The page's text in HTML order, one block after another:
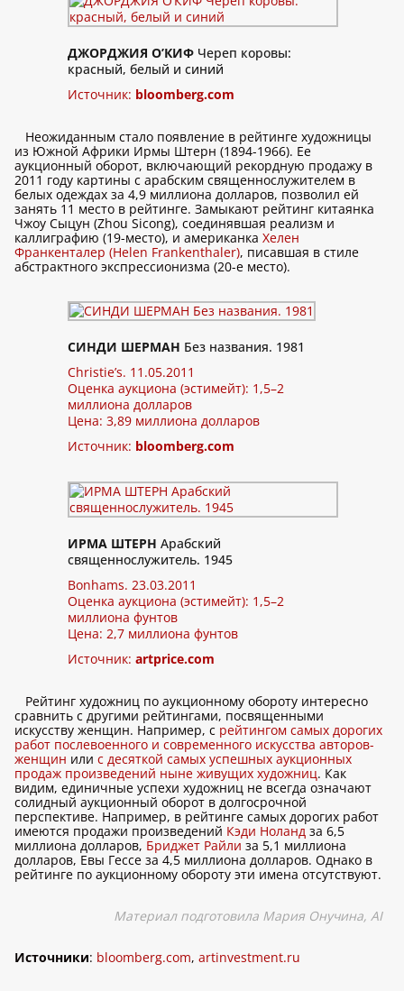
ДЖОРДЖИЯ О’КИФ Череп коровы:
красный, белый и синий
Источник: bloomberg.com
Неожиданным стало появление в рейтинге художницы
из Южной Африки Ирмы Штерн (1894-1966). Ее
аукционный оборот, включающий рекордную продажу в
2011 году картины с арабским священнослужителем в
белых одеждах за 4,9 миллиона долларов, позволил ей
занять 11 место в рейтинге. Замыкают рейтинг китаянка
Чжоу Сыцун (Zhou Sicong), соединявшая реализм и
каллиграфию (19-место), и американка Хелен
Франкенталер (Helen Frankenthaler), писавшая в стиле
абстрактного экспрессионизма (20-е место).
СИНДИ ШЕРМАН Без названия. 1981
Christie’s. 11.05.2011
Оценка аукциона (эстимейт): 1,5–2
миллиона долларов
Цена: 3,89 миллиона долларов
Источник: bloomberg.com
ИРМА ШТЕРН Арабский
священнослужитель. 1945
Bonhams. 23.03.2011
Оценка аукциона (эстимейт): 1,5–2
миллиона фунтов
Цена: 2,7 миллиона фунтов
Источник: artprice.com
Рейтинг художниц по аукционному обороту интересно
сравнить с другими рейтингами, посвященными
искусству женщин. Например, с рейтингом самых дорогих
работ послевоенного и современного искусства авторов-
женщин или с десяткой самых успешных аукционных
продаж произведений ныне живущих художниц. Как
видим, единичные успехи художниц не всегда означают
солидный аукционный оборот в долгосрочной
перспективе. Например, в рейтинге самых дорогих работ
имеются продажи произведений Кэди Ноланд за 6,5
миллиона долларов, Бриджет Райли за 5,1 миллиона
долларов, Евы Гессе за 4,5 миллиона долларов. Однако в
рейтинге по аукционному обороту эти имена отсутствуют.
Материал подготовила Мария Онучина, AI
Источники: bloomberg.com, artinvestment.ru